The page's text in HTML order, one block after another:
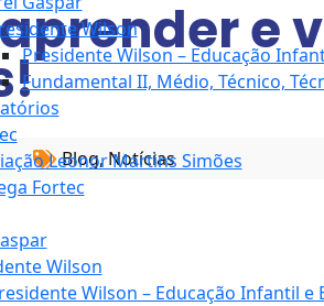
Wilson
Presidente Wilson – Educação
Fundamental II, Médio, Técnico,
Leonor Martins Simões
Fortec
Wilson
Wilson – Educação Infantil e
e
Blog,Notícias